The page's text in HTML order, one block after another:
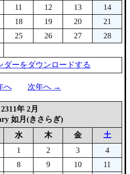
11 12 13
14
18 19 20
21
25 26 27
28
ダーをダウンロードする
へ 次年へ →
2311年 2月
如月(きさらぎ)
水 木 金
土
1
2 3
4
8 9 10
11